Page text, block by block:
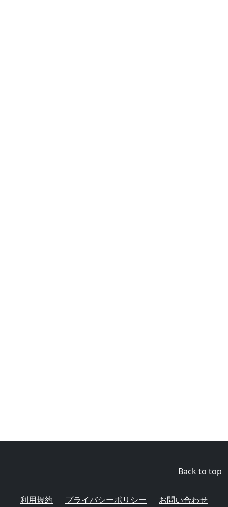
Back to top
利用規約 プライバシーポリシー お問い合わせ